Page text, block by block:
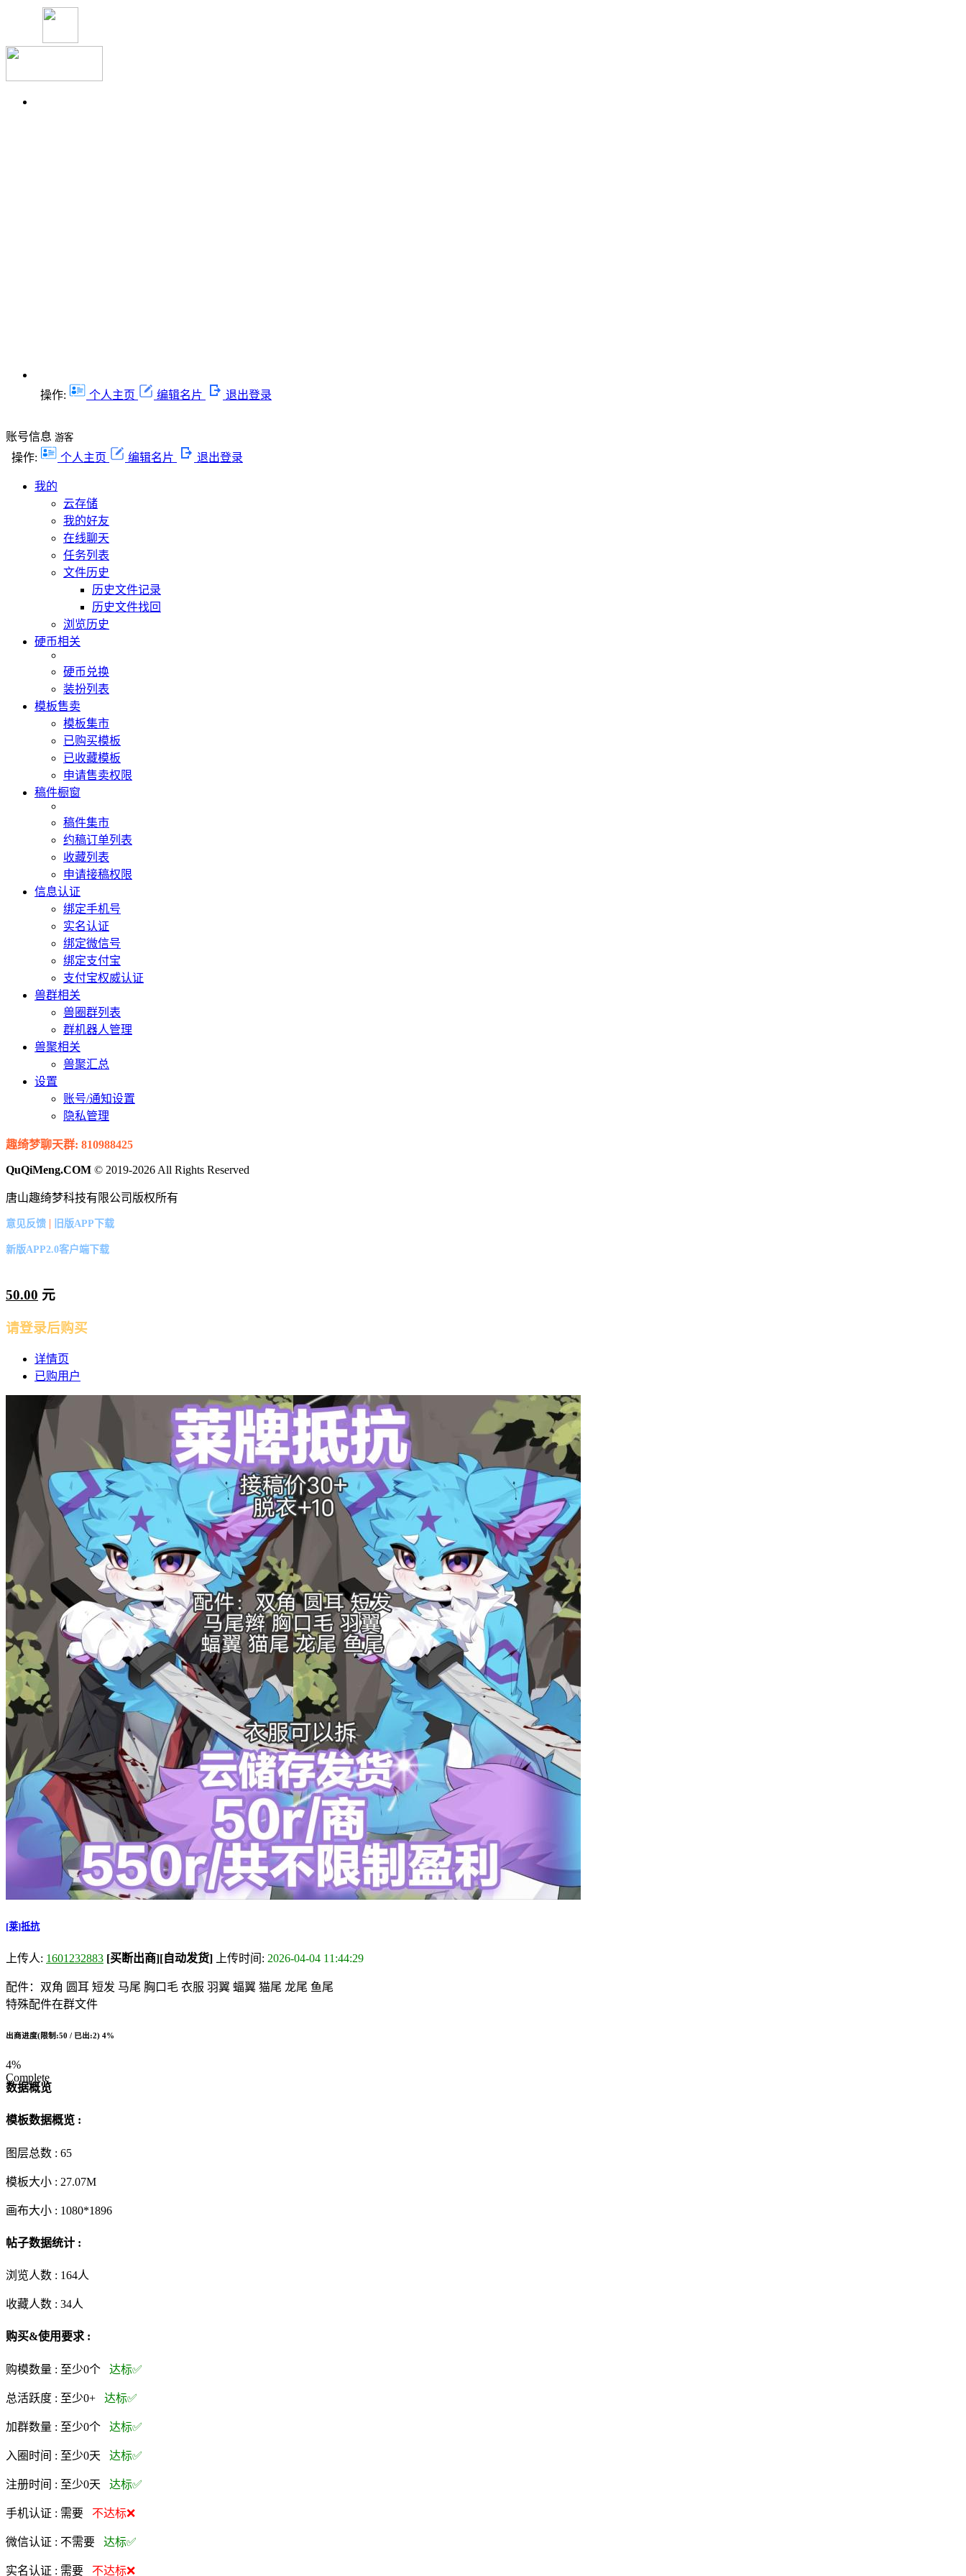
操作: 个人主页 编辑名片 退出登录
账号信息 游客
操作: 个人主页 编辑名片 退出登录
我的
云存储
我的好友
在线聊天
任务列表
文件历史
历史文件记录
历史文件找回
浏览历史
硬币相关
硬币兑换
装扮列表
模板售卖
模板集市
已购买模板
已收藏模板
申请售卖权限
稿件橱窗
稿件集市
约稿订单列表
收藏列表
申请接稿权限
信息认证
绑定手机号
实名认证
绑定微信号
绑定支付宝
支付宝权威认证
兽群相关
兽圈群列表
群机器人管理
兽聚相关
兽聚汇总
设置
账号/通知设置
隐私管理
趣绮梦聊天群: 810988425
QuQiMeng.COM © 2019-2026 All Rights Reserved
唐山趣绮梦科技有限公司版权所有
意见反馈 | 旧版APP下载
新版APP2.0客户端下载
50.00 元
请登录后购买
详情页
已购用户
[莱]抵抗
上传人: 1601232883 [买断出商][自动发货] 上传时间: 2026-04-04 11:44:29
配件：双角 圆耳 短发 马尾 胸口毛 衣服 羽翼 蝠翼 猫尾 龙尾 鱼尾
特殊配件在群文件
出商进度(限制:50 / 已出:2) 4%
4%
Complete
数据概览
模板数据概览 :
图层总数 : 65
模板大小 : 27.07M
画布大小 : 1080*1896
帖子数据统计 :
浏览人数 : 164人
收藏人数 : 34人
购买&使用要求 :
购模数量 : 至少0个 达标✅
总活跃度 : 至少0+ 达标✅
加群数量 : 至少0个 达标✅
入圈时间 : 至少0天 达标✅
注册时间 : 至少0天 达标✅
手机认证 : 需要 不达标❌
微信认证 : 不需要 达标✅
实名认证 : 需要 不达标❌